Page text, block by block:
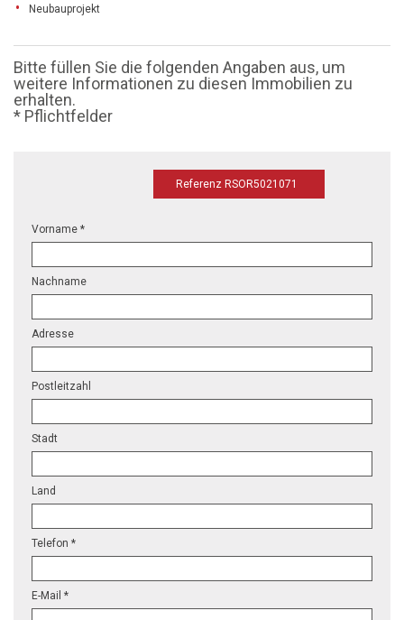
Neubauprojekt
Bitte füllen Sie die folgenden Angaben aus, um
weitere Informationen zu diesen Immobilien zu
erhalten.
* Pflichtfelder
Referenz RSOR5021071
Vorname *
Nachname
Adresse
Postleitzahl
Stadt
Land
Telefon *
E-Mail *